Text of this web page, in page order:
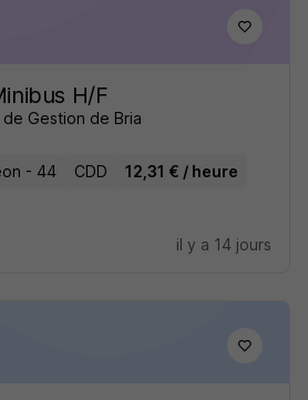
H/F
Gestion de Bria
- 44 CDD 12,31 € / heure
il y a 14 jours